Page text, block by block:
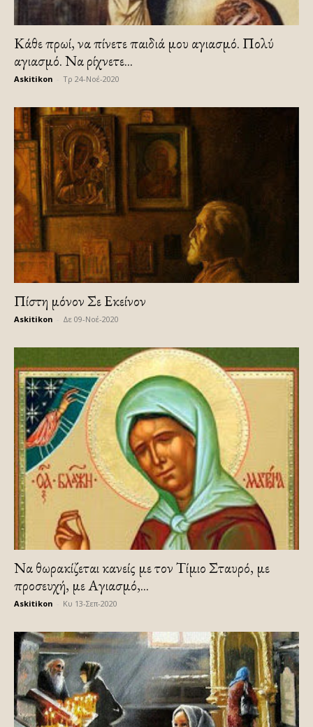
Κάθε πρωί, να πίνετε παιδιά μου αγιασμό. Πολύ
αγιασμό. Να ρίχνετε...
Askitikon Τρ 24-Νοέ-2020
Πίστη μόνον Σε Εκείνον
Askitikon Δε 09-Νοέ-2020
Να θωρακίζεται κανείς με τον Τίμιο Σταυρό, με
προσευχή, με Αγιασμό,...
Askitikon Κυ 13-Σεπ-2020